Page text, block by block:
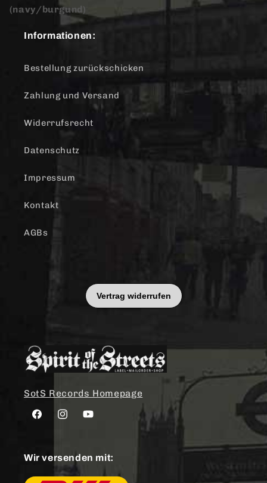
(navy/burgund)
Informationen:
Bestellung zurückschicken
Zahlung und Versand
Widerrufsrecht
Datenschutz
Impressum
Kontakt
AGBs
SotS Records Homepage
FacebookInstagramYouTube
Wir versenden mit: